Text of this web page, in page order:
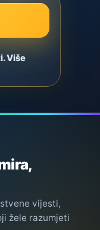
Više
vijesti,
žele razumjeti